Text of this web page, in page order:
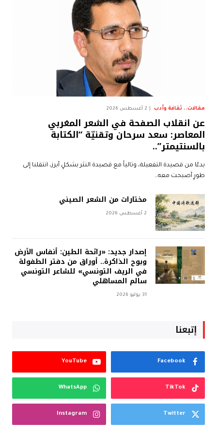
مقالات.. ثقافة وأدب 2 أغسطس 2026
عن انقلاب الصفحة في الشعر المغربي
المعاصر: سعد سرحان وتقنيّة “الكتابة
بالسنتيمتر”..
بدءًا من قصيدة التفعيلة، وتالياً مع قصيدة النثر بشكلٍ أبرز، انتقلنا إلى
طورٍ أصبحت معه…
مختارات من الشعر الصيني
2 أغسطس 2026
إصدار جديد: «رائحة الطين: أنفاس الأرض
وبوح الذاكرة.. أوراق من دفتر الطفولة
في الريف التونسي» للشاعر التونسي
سالم المساهلي
31 يوليو 2026
إتبعنا
Facebook
YouTube
TikTok
WhatsApp
Twitter
Instagram